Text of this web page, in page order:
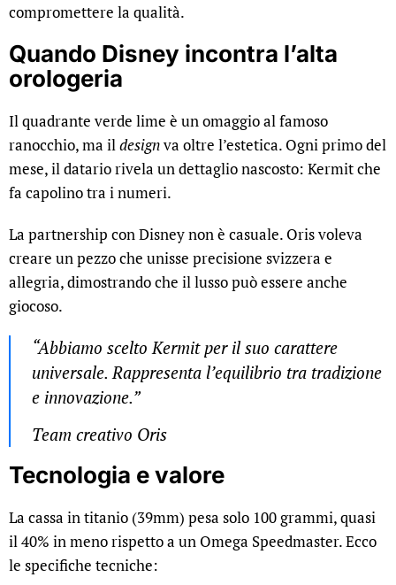
compromettere la qualità.
Quando Disney incontra l’alta
orologeria
Il quadrante verde lime è un omaggio al famoso
ranocchio, ma ildesignva oltre l’estetica. Ogni primo del
mese, il datario rivela un dettaglio nascosto: Kermit che
fa capolino tra i numeri.
La partnership con Disney non è casuale. Oris voleva
creare un pezzo che unisse precisione svizzera e
allegria, dimostrando che il lusso può essere anche
giocoso.
“Abbiamo scelto Kermit per il suo carattere
universale. Rappresenta l’equilibrio tra tradizione
e innovazione.”
Team creativo Oris
Tecnologia e valore
La cassa in titanio (39mm) pesa solo 100 grammi, quasi
il 40% in meno rispetto a un Omega Speedmaster. Ecco
le specifiche tecniche: